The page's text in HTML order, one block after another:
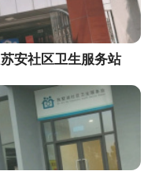
苏安社区卫生服务站